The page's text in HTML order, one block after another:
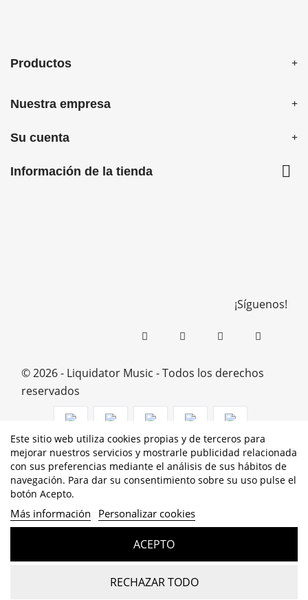
Productos
Nuestra empresa
Su cuenta
Información de la tienda 
¡Síguenos!
Este sitio web utiliza cookies propias y de terceros para
mejorar nuestros servicios y mostrarle publicidad relacionada
con sus preferencias mediante el análisis de sus hábitos de
navegación. Para dar su consentimiento sobre su uso pulse el
botón Acepto.
Más información Personalizar cookies
RECHAZAR TODO
ACEPTO
© 2026 - Liquidator Music - Todos los derechos
reservados
PROGRAMA KIT DIGITAL COFINANCIADO POR LOS
FONDOS NEXT GENERATION (EU) DEL MECANISMO DE